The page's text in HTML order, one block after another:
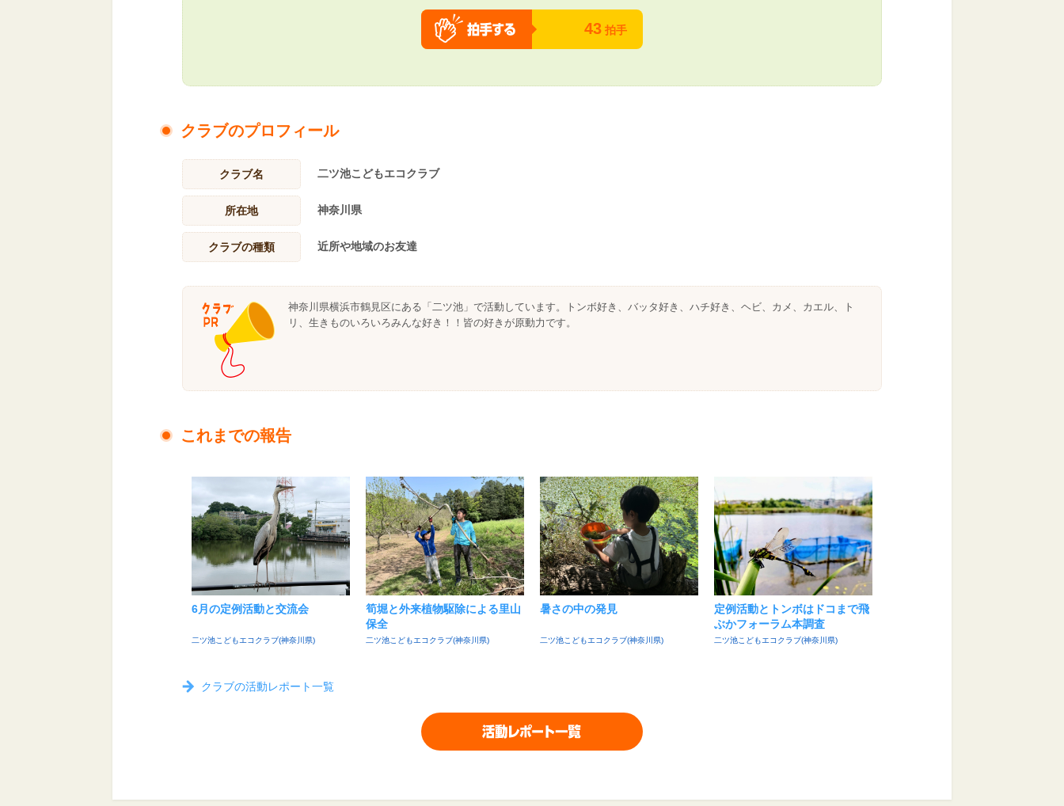
43 拍手
クラブのプロフィール
クラブ名 二ツ池こどもエコクラブ
所在地 神奈川県
クラブの種類 近所や地域のお友達
神奈川県横浜市鶴見区にある「二ツ池」で活動しています。トンボ好き、バッタ好き、ハチ好き、ヘビ、カメ、カエル、ト
リ、生きものいろいろみんな好き！！皆の好きが原動力です。
これまでの報告
6月の定例活動と交流会
二ツ池こどもエコクラブ(神奈川県)
筍堀と外来植物駆除による里山
保全
二ツ池こどもエコクラブ(神奈川県)
暑さの中の発見
二ツ池こどもエコクラブ(神奈川県)
定例活動とトンボはドコまで飛
ぶかフォーラム本調査
二ツ池こどもエコクラブ(神奈川県)
クラブの活動レポート一覧